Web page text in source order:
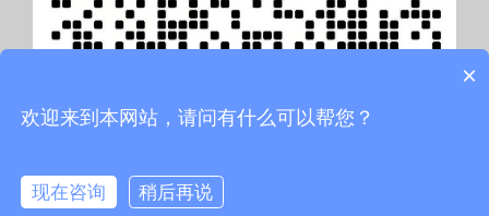
Copyright@ 2014-2020 深圳市一镜影视传媒科技有限公司 All rights reserved.
×
欢迎来到本网站，请问有什么可以帮您？
现在咨询 稍后再说